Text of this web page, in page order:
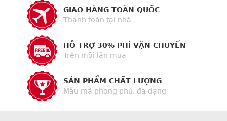
GIAO HÀNG TOÀN QUỐC
Thanh toán tại nhà
HỖ TRỢ 30% PHÍ VẬN CHUYỂN
Trên mỗi lần mua
SẢN PHẨM CHẤT LƯỢNG
Mẫu mã phong phú, đa dạng